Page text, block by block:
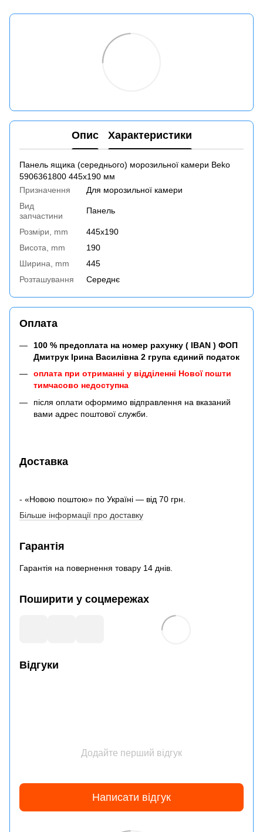
Опис Характеристики
Панель ящика (середнього) морозильної камери Beko
5906361800 445х190 мм
Призначення
Для морозильної камери
Вид
запчастини
Панель
Розміри, mm
445x190
Висота, mm
190
Ширина, mm
445
Розташування
Середнє
Оплата
100 % предоплата на номер рахунку ( IBAN ) ФОП
Дмитрук Ірина Василівна 2 група єдиний податок
оплата при отриманні у відділенні Нової пошти
тимчасово недоступна
після оплати оформимо відправлення на вказаний
вами адрес поштової служби.
Доставка
- «Новою поштою» по Україні — від 70 грн.
Більше інформації про доставку
Гарантія
Гарантія на повернення товару 14 днів.
Поширити у соцмережах
Відгуки
Додайте перший відгук
Написати відгук